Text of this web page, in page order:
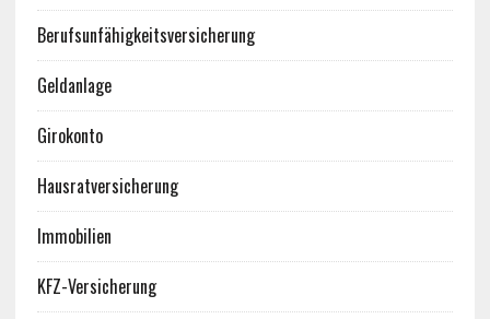
Berufsunfähigkeitsversicherung
Geldanlage
Girokonto
Hausratversicherung
Immobilien
KFZ-Versicherung